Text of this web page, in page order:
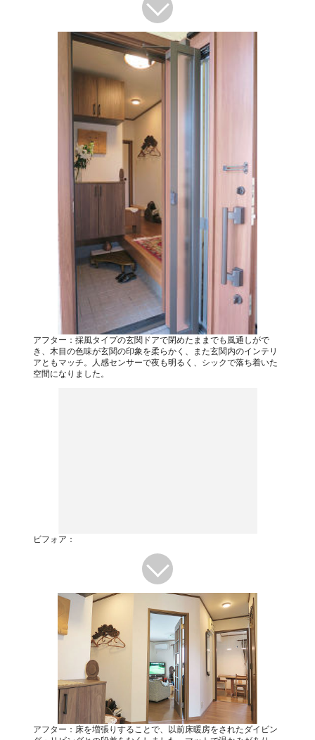
アフター：採風タイプの玄関ドアで閉めたままでも風通しがで
き、木目の色味が玄関の印象を柔らかく、また玄関内のインテリ
アともマッチ。人感センサーで夜も明るく、シックで落ち着いた
空間になりました。
ビフォア：
アフター：床を増張りすることで、以前床暖房をされたダイビン